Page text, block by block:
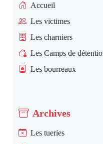
Accueil
Les victimes
Les charniers
Les Camps de
Les bourreaux
Archives
Les tueries